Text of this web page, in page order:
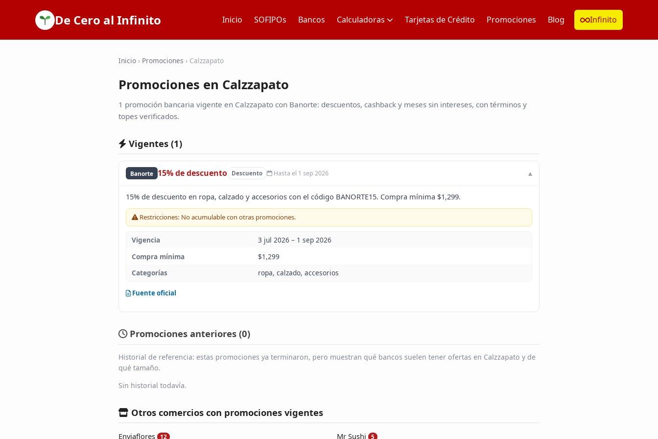
De Cero al Infinito Inicio SOFIPOs Bancos Calculadoras Tarjetas de Crédito Promociones Blog Infinito
Inicio › Promociones › Calzzapato
Promociones en Calzzapato
1 promoción bancaria vigente en Calzzapato con Banorte: descuentos, cashback y meses sin intereses, con términos y
topes verificados.
Vigentes (1)
Banorte 15% de descuento Descuento Hasta el 1 sep 2026
15% de descuento en ropa, calzado y accesorios con el código BANORTE15. Compra mínima $1,299.
Restricciones: No acumulable con otras promociones.
Vigencia
3 jul 2026 – 1 sep 2026
Compra mínima
$1,299
Categorías
ropa, calzado, accesorios
Fuente oficial
Promociones anteriores (0)
Historial de referencia: estas promociones ya terminaron, pero muestran qué bancos suelen tener ofertas en Calzzapato y de
qué tamaño.
Sin historial todavía.
Otros comercios con promociones vigentes
Enviaflores 12 Mr Sushi 5